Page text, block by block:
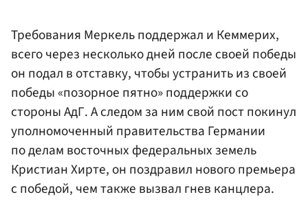
Требования Меркель поддержал и Кеммерих,
всего через несколько дней после своей победы
он подал в отставку, чтобы устранить из своей
победы «позорное пятно» поддержки со
стороны АдГ. А следом за ним свой пост покинул
уполномоченный правительства Германии
по делам восточных федеральных земель
Кристиан Хирте, он поздравил нового премьера
с победой, чем также вызвал гнев канцлера.